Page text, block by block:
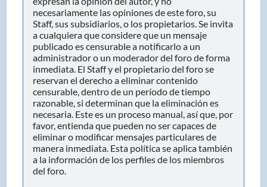
necesariamente las opiniones de este foro, su
Staff, sus subsidiarios, o los propietarios. Se invita
a cualquiera que considere que un mensaje
publicado es censurable a notificarlo a un
administrador o un moderador del foro de forma
inmediata. El Staff y el propietario del foro se
reservan el derecho a eliminar contenido
censurable, dentro de un período de tiempo
razonable, si determinan que la eliminación es
necesaria. Este es un proceso manual, así que, por
favor, entienda que pueden no ser capaces de
eliminar o modificar mensajes particulares de
manera inmediata. Esta política se aplica también
a la información de los perfiles de los miembros
del foro.